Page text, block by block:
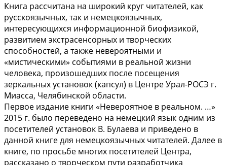
Книга рассчитана на широкий круг читателей, как
русскоязычных, так и немецкоязычных,
интересующихся информационной биофизикой,
развитием экстрасенсорных и творческих
способностей, а также невероятными и
«мистическими» событиями в реальной жизни
человека, произошедших после посещения
зеркальных установок (капсул) в Центре Урал-РОСЭ г.
Миасса, Челябинской области.
Первое издание книги «Невероятное в реальном. …»
2015 г. было переведено на немецкий язык одним из
посетителей установок В. Булаева и приведено в
данной книге для немецкоязычных читателей. Далее в
книге, по просьбе многих посетителей Центра,
рассказано о творческом пути разработчика